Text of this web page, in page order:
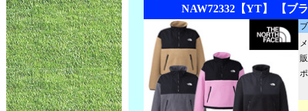
NAW72332【YT】 【ブ